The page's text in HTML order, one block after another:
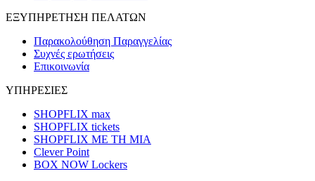
ΕΞΥΠΗΡΕΤΗΣΗ ΠΕΛΑΤΩΝ
Παρακολούθηση Παραγγελίας
Συχνές ερωτήσεις
Επικοινωνία
ΥΠΗΡΕΣΙΕΣ
SHOPFLIX max
SHOPFLIX tickets
SHOPFLIX ΜΕ ΤΗ ΜΙΑ
Clever Point
BOX NOW Lockers